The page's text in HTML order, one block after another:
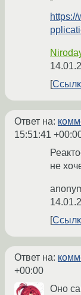
Ответ на:
15:51:41
не
Ответ на:
+00:00
Оно